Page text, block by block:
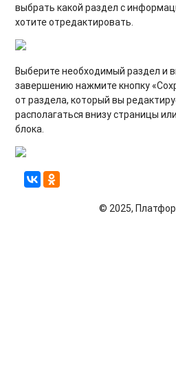
выбрать какой раздел с
хотите отредактировать.
Выберите необходимый раздел и
завершению нажмите кнопку
от раздела, который вы
располагаться внизу страницы
блока.
© 2025,